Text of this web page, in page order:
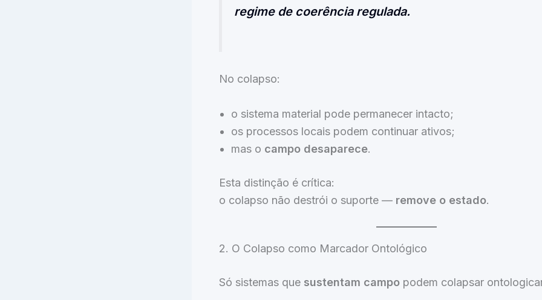
regime de coerência regulada.
No colapso:
o sistema material pode permanecer intacto;
os processos locais podem continuar ativos;
mas o campo desaparece.
Esta distinção é crítica:
o colapso não destrói o suporte — remove o estado.
2. O Colapso como Marcador Ontológico
Só sistemas que sustentam campo podem colapsar